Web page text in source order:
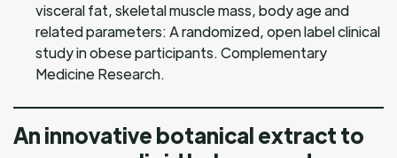
visceral fat, skeletal muscle mass, body age and
related parameters: A randomized, open label clinical
study in obese participants. Complementary
Medicine Research.
An innovative botanical extract to